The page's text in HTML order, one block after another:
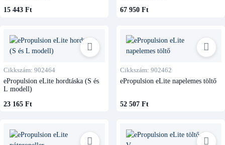
15 443 Ft
67 950 Ft
Cikkszám: 902464
ePropulsion eLite hordtáska (S és
L modell)
23 165 Ft
Cikkszám: 902462
ePropulsion eLite napelemes töltő
52 507 Ft